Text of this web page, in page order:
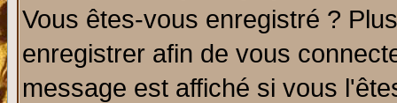
Vous êtes-vous enregistré ?
enregistrer afin de vous
message est affiché si vous